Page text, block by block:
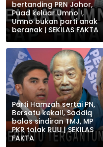
bertanding PRN Johor,
Puad keluar Umno !,
Umno bukan parti anak
beranak | SEKILAS FAKTA
Parti Hamzah sertai PN,
Bersatu kekal!, Saddiq
balas sindiran TMJ, MP
PKR tolak RUU | SEKILAS
FAKTA